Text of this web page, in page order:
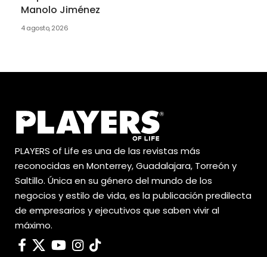
Manolo Jiménez
4 agosto, 2026
PLAYERS of Life es una de las revistas más
reconocidas en Monterrey, Guadalajara, Torreón y
Saltillo. Única en su género del mundo de los
negocios y estilo de vida, es la publicación predilecta
de empresarios y ejecutivos que saben vivir al
máximo.